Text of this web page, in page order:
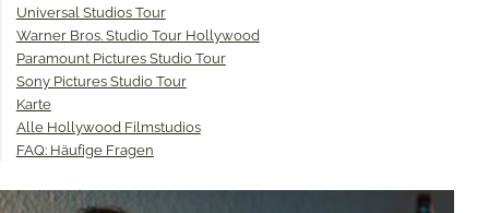
Universal Studios Tour
Warner Bros. Studio Tour Hollywood
Paramount Pictures Studio Tour
Sony Pictures Studio Tour
Karte
Alle Hollywood Filmstudios
FAQ: Häufige Fragen